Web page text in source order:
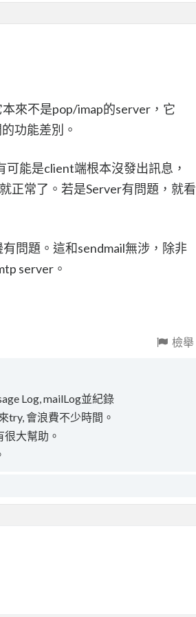
來不是pop/imap的server，它
功能差別。
能是client端根本沒發出訊息，
正常了。若是Server有問題，就看
問題。這和sendmail無涉，除非
server。
檢舉
Log, mailLog並紀錄
try, 會浪費不少時間。
大幫助。